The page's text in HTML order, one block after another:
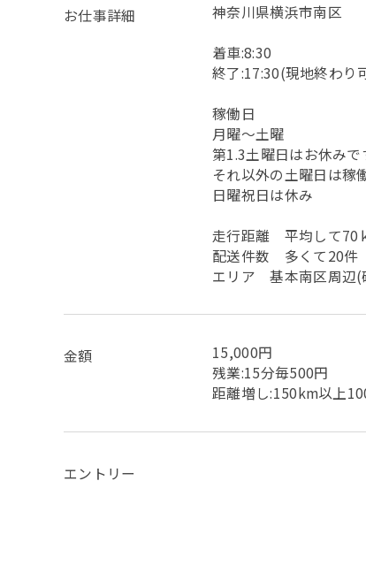
お仕事詳細
神奈川県横浜市南区
着車:8:30
終了:17:30(現地終わり
稼働日
月曜〜土曜
第1.3土曜日はお休みで
それ以外の土曜日は稼
日曜祝日は休み
走行距離 平均して70
配送件数 多くて20
エリア 基本南区周辺(
金額
15,000円
残業:15分毎500円
距離増し:150km以上
エントリー